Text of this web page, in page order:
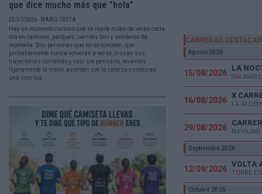
que dice mucho más que "hola"
22/07/2026 - MARIO TROTA
Hay un momento curioso que se repite miles de veces cada
día en caminos, parques, carriles bici y senderos de
montaña. Dos personas que no se conocen, que
probablemente nunca volverán a verse, cruzan sus
trayectorias corriendo y, casi sin pensarlo, levantan
ligeramente la mano, asienten con la cabeza o esbozan
una sonrisa.
CARRERAS
Agosto 2026
15/08/2026
LA
SALINAS
16/08/2026
X
LA
29/08/2026
Septiembre 2026
12/09/2026
VOLTA
TORRE
Octubre 2026